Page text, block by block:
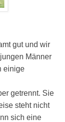
gut und wir
Männer
einige
getrennt. Sie
steht nicht
sich eine